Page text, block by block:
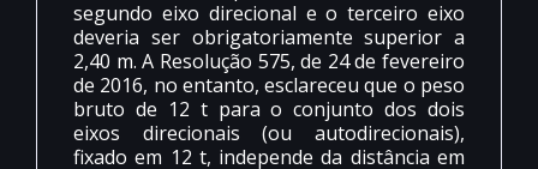
segundo eixo direcional e o terceiro eixo
deveria ser obrigatoriamente superior a
2,40 m. A Resolução 575, de 24 de fevereiro
de 2016, no entanto, esclareceu que o peso
bruto de 12 t para o conjunto dos dois
eixos direcionais (ou autodirecionais),
fixado em 12 t, independe da distância em